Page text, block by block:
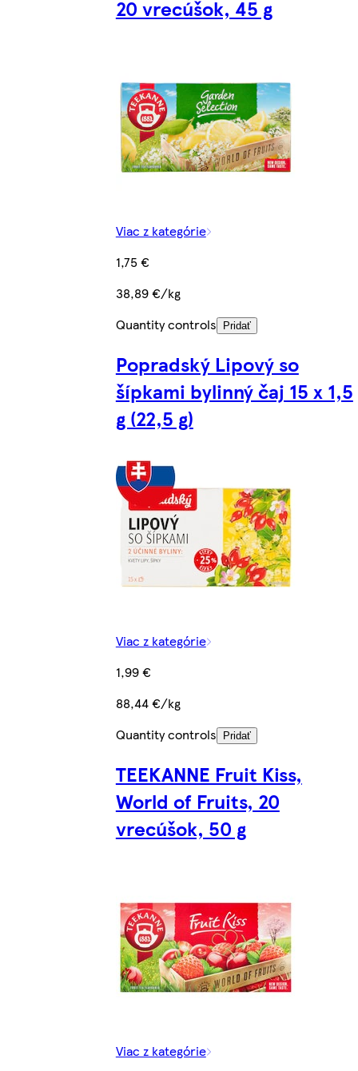
20 vrecúšok, 45 g
Viac z kategórie
1,75 €
38,89 €/kg
Quantity controls
Pridať
Popradský Lipový so
šípkami bylinný čaj 15 x 1,5
g (22,5 g)
Viac z kategórie
1,99 €
88,44 €/kg
Quantity controls
Pridať
TEEKANNE Fruit Kiss,
World of Fruits, 20
vrecúšok, 50 g
Viac z kategórie